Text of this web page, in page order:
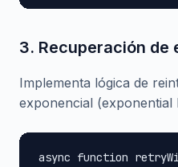
3. Recuperación de
Implementa lógica de
exponencial (exponential
async function